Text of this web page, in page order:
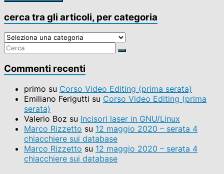
cerca tra gli articoli, per categoria
cerca
tra
gli
articoli,
per
categoria
Commenti recenti
primo su Corso Video Editing (prima serata)
Emiliano Ferigutti su Corso Video Editing (prima
serata)
Valerio Boz su Incisori laser in GNU/Linux
Marco Rizzetto su 12 maggio 2020 – serata 4
chiacchiere sui database
Marco Rizzetto su 12 maggio 2020 – serata 4
chiacchiere sui database